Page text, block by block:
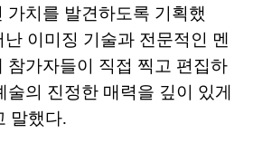
가치를 발견하도록 기획했
이미징 기술과 전문적인 멘
참가자들이 직접 찍고 편집하
술의 진정한 매력을 깊이 있게
말했다.